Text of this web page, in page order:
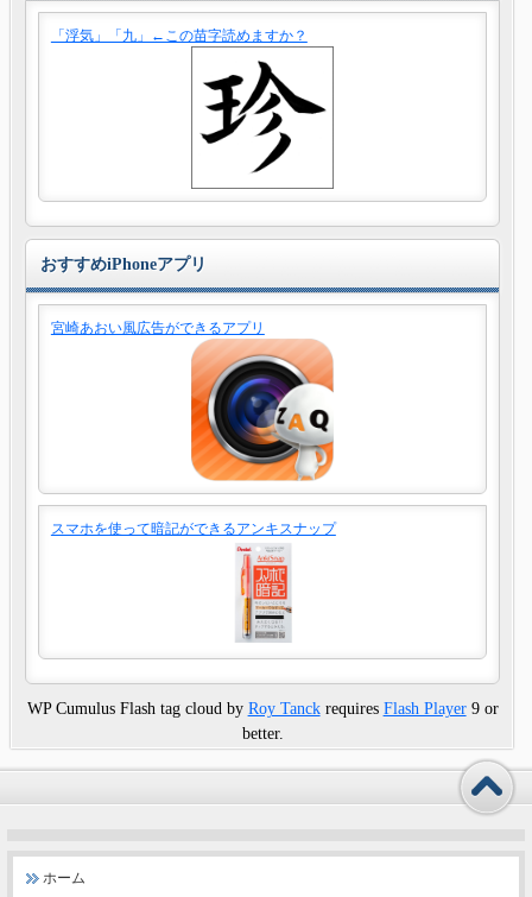
「浮気」「九」←この苗字読めますか？
おすすめiPhoneアプリ
宮崎あおい風広告ができるアプリ
スマホを使って暗記ができるアンキスナップ
WP Cumulus Flash tag cloud by Roy Tanckrequires Flash Player9 or
better.
ホーム